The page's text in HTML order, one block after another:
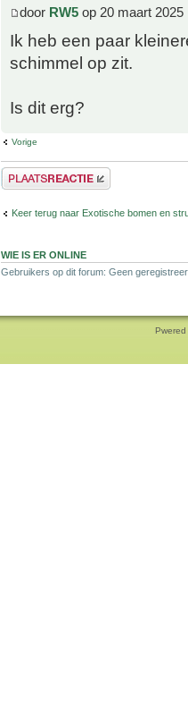
door RW5 op 20 maart 2025
Ik heb een paar
schimmel op zit.
Is dit erg?
Vorige
Plaats een reactie
Keer terug naar Exotische bomen en
WIE IS ER ONLINE
Gebruikers op dit forum: Geen